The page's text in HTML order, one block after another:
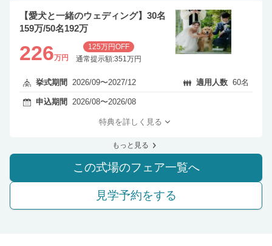
【愛犬と一緒のウェディング】30名
159万/50名192万
226万円
125万円OFF
通常提示額:351万円
挙式期間 2026/09〜2027/12 適用人数 60名
申込期間 2026/08〜2026/08
特典を詳しく見る
もっと見る
この式場のフェア一覧へ
見学予約をする